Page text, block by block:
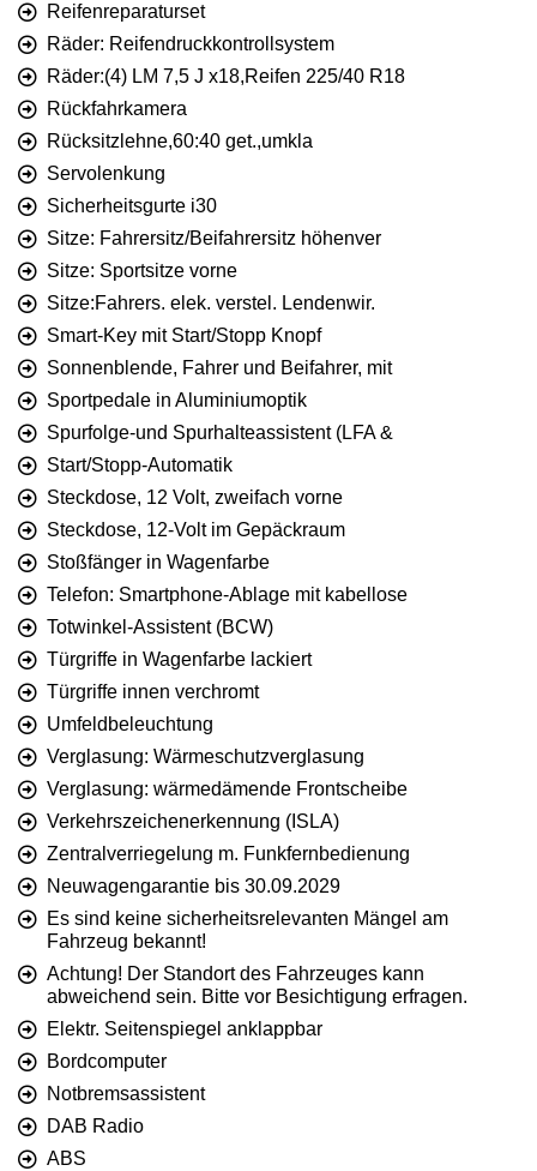
Reifenreparaturset
Räder: Reifendruckkontrollsystem
Räder:(4) LM 7,5 J x18,Reifen 225/40 R18
Rückfahrkamera
Rücksitzlehne,60:40 get.,umkla
Servolenkung
Sicherheitsgurte i30
Sitze: Fahrersitz/Beifahrersitz höhenver
Sitze: Sportsitze vorne
Sitze:Fahrers. elek. verstel. Lendenwir.
Smart-Key mit Start/Stopp Knopf
Sonnenblende, Fahrer und Beifahrer, mit
Sportpedale in Aluminiumoptik
Spurfolge-und Spurhalteassistent (LFA &
Start/Stopp-Automatik
Steckdose, 12 Volt, zweifach vorne
Steckdose, 12-Volt im Gepäckraum
Stoßfänger in Wagenfarbe
Telefon: Smartphone-Ablage mit kabellose
Totwinkel-Assistent (BCW)
Türgriffe in Wagenfarbe lackiert
Türgriffe innen verchromt
Umfeldbeleuchtung
Verglasung: Wärmeschutzverglasung
Verglasung: wärmedämende Frontscheibe
Verkehrszeichenerkennung (ISLA)
Zentralverriegelung m. Funkfernbedienung
Neuwagengarantie bis 30.09.2029
Es sind keine sicherheitsrelevanten Mängel am
Fahrzeug bekannt!
Achtung! Der Standort des Fahrzeuges kann
abweichend sein. Bitte vor Besichtigung erfragen.
Elektr. Seitenspiegel anklappbar
Bordcomputer
Notbremsassistent
DAB Radio
ABS